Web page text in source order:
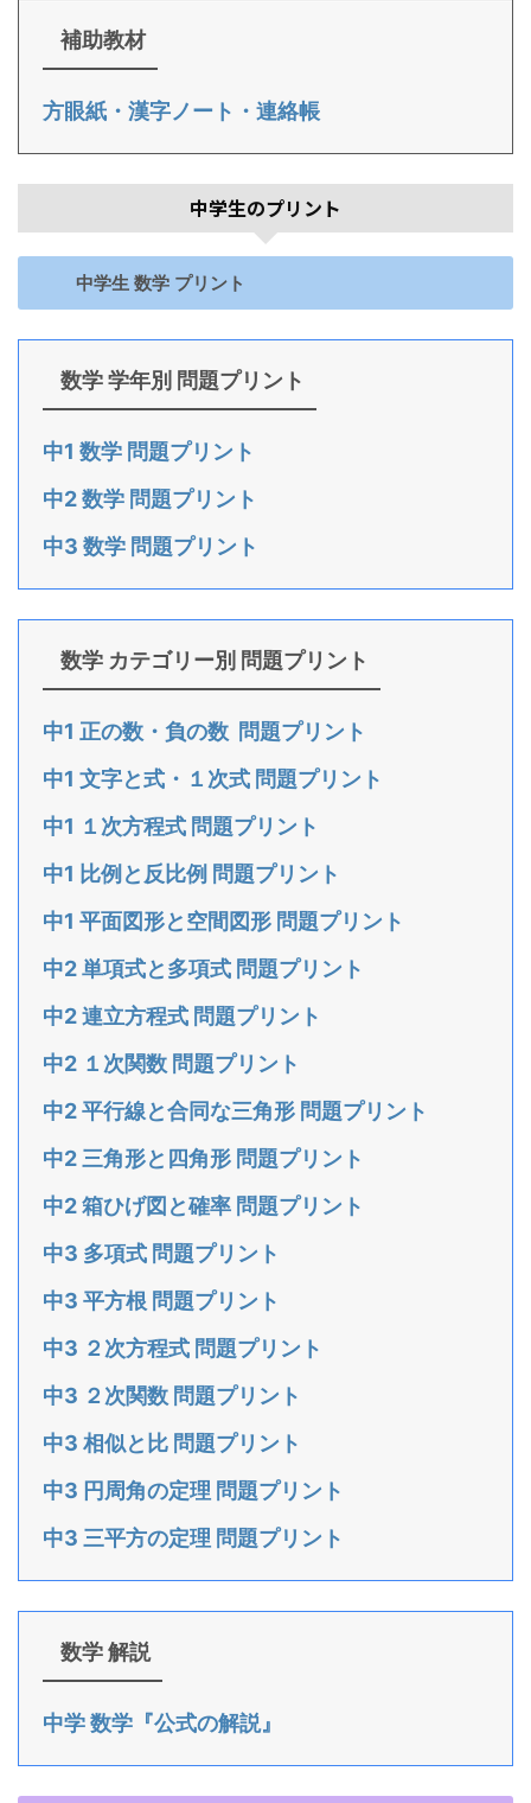
補助教材
方眼紙・漢字ノート・連絡帳
中学生のプリント
中学生 数学 プリント
数学 学年別 問題プリント
中1 数学 問題プリント
中2 数学 問題プリント
中3 数学 問題プリント
数学 カテゴリー別 問題プリント
中1 正の数・負の数 問題プリント
中1 文字と式・１次式 問題プリント
中1 １次方程式 問題プリント
中1 比例と反比例 問題プリント
中1 平面図形と空間図形 問題プリント
中2 単項式と多項式 問題プリント
中2 連立方程式 問題プリント
中2 １次関数 問題プリント
中2 平行線と合同な三角形 問題プリント
中2 三角形と四角形 問題プリント
中2 箱ひげ図と確率 問題プリント
中3 多項式 問題プリント
中3 平方根 問題プリント
中3 ２次方程式 問題プリント
中3 ２次関数 問題プリント
中3 相似と比 問題プリント
中3 円周角の定理 問題プリント
中3 三平方の定理 問題プリント
数学 解説
中学 数学『公式の解説』